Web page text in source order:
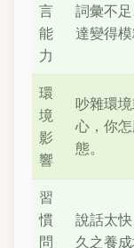
言
能
力
詞彙不
達變得模
環
境
影
響
吵雜環
心，你
態。
習
慣
問
說話太
久之養成